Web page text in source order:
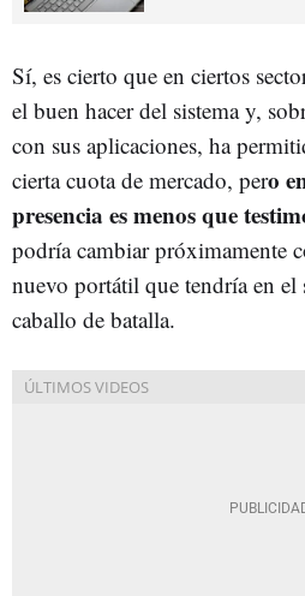
Sí, es cierto que en ciertos
el buen hacer del sistema y,
con sus aplicaciones, ha
cierta cuota de mercado, pero
presencia es menos que
podría cambiar próximamente
nuevo portátil que tendría en
caballo de batalla.